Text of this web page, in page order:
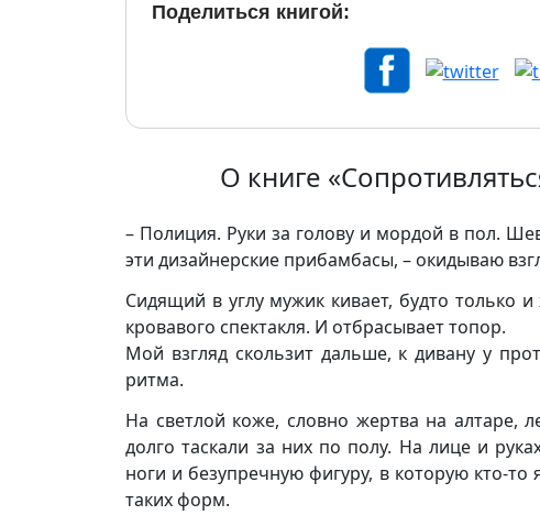
Поделиться книгой:
О книге
– Полиция. Руки за голову и мордой в пол.
эти дизайнерские прибамбасы, – окидываю
Сидящий в углу мужик кивает, будто только
кровавого спектакля. И отбрасывает топор.
Мой взгляд скользит дальше, к дивану у
ритма.
На светлой коже, словно жертва на алтаре,
долго таскали за них по полу. На лице и
ноги и безупречную фигуру, в которую кто-то
таких форм.